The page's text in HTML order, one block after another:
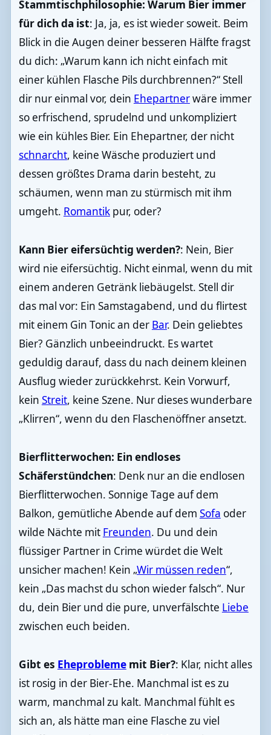
Stammtischphilosophie: Warum Bier immer
für dich da ist: Ja, ja, es ist wieder soweit. Beim
Blick in die Augen deiner besseren Hälfte fragst
du dich: „Warum kann ich nicht einfach mit
einer kühlen Flasche Pils durchbrennen?“ Stell
dir nur einmal vor, dein Ehepartnerwäre immer
so erfrischend, sprudelnd und unkompliziert
wie ein kühles Bier. Ein Ehepartner, der nicht
schnarcht, keine Wäsche produziert und
dessen größtes Drama darin besteht, zu
schäumen, wenn man zu stürmisch mit ihm
umgeht. Romantikpur, oder?
Kann Bier eifersüchtig werden?: Nein, Bier
wird nie eifersüchtig. Nicht einmal, wenn du mit
einem anderen Getränk liebäugelst. Stell dir
das mal vor: Ein Samstagabend, und du flirtest
mit einem Gin Tonic an der Bar. Dein geliebtes
Bier? Gänzlich unbeeindruckt. Es wartet
geduldig darauf, dass du nach deinem kleinen
Ausflug wieder zurückkehrst. Kein Vorwurf,
kein Streit, keine Szene. Nur dieses wunderbare
„Klirren“, wenn du den Flaschenöffner ansetzt.
Bierflitterwochen: Ein endloses
Schäferstündchen: Denk nur an die endlosen
Bierflitterwochen. Sonnige Tage auf dem
Balkon, gemütliche Abende auf dem Sofa oder
wilde Nächte mit Freunden. Du und dein
flüssiger Partner in Crime würdet die Welt
unsicher machen! Kein „Wir müssen reden“,
kein „Das machst du schon wieder falsch“. Nur
du, dein Bier und die pure, unverfälschte Liebe
zwischen euch beiden.
Gibt es Eheproblememit Bier?: Klar, nicht alles
ist rosig in der Bier-Ehe. Manchmal ist es zu
warm, manchmal zu kalt. Manchmal fühlt es
sich an, als hätte man eine Flasche zu viel